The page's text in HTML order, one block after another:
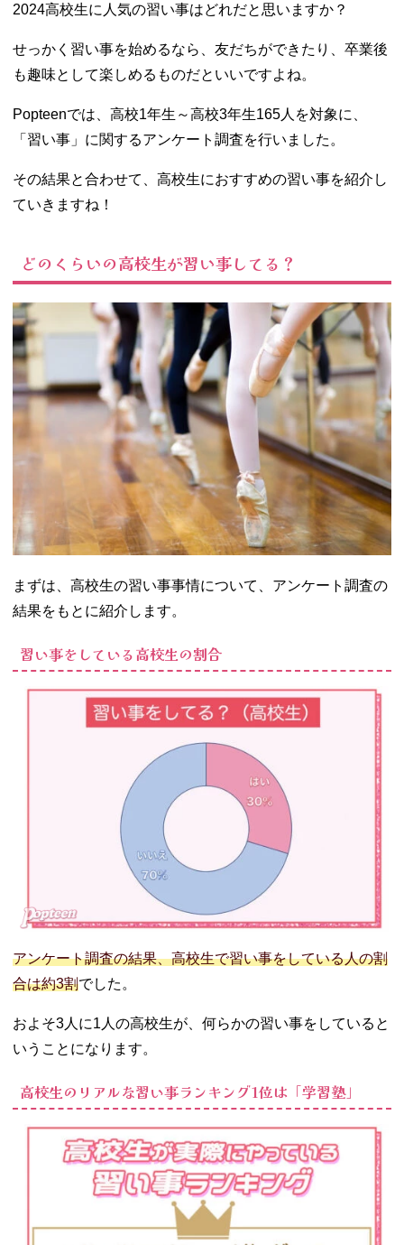
高校生が習い事
− 習い事を
している高
− 高校生の
リアルな習
ング1位は
「学習塾」
る頻度は
「週1回」が
半数以上
02. 今からでも遅
くない！高校生
におすすめの習
い事10選
− 英会話教
− プログラ
− ボルタリ
− ギター
− 料理教室
− ボイスト
レーニング
− 習字・書
のある習い事を
2024高校生に人気の習い事はどれだと思いますか？
せっかく習い事を始めるなら、友だちができたり、卒業後
も趣味として楽しめるものだといいですよね。
Popteenでは、高校1年生～高校3年生165人を対象に、
「習い事」に関するアンケート調査を行いました。
その結果と合わせて、高校生におすすめの習い事を紹介し
ていきますね！
どのくらいの高校生が習い事してる？
まずは、高校生の習い事事情について、アンケート調査の
結果をもとに紹介します。
習い事をしている高校生の割合
アンケート調査の結果、高校生で習い事をしている人の割
合は約3割でした。
およそ3人に1人の高校生が、何らかの習い事をしていると
いうことになります。
高校生のリアルな習い事ランキング1位は「学習塾」